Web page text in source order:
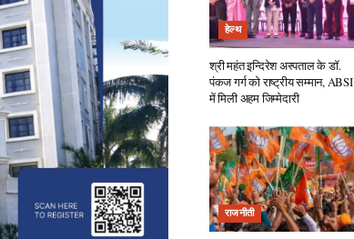
हेल्थ
श्री महंत इन्दिरेश अस्पताल के डॉ.
पंकज गर्ग को राष्ट्रीय सम्मान, ABSI
में मिली अहम जिम्मेदारी
राजनीती